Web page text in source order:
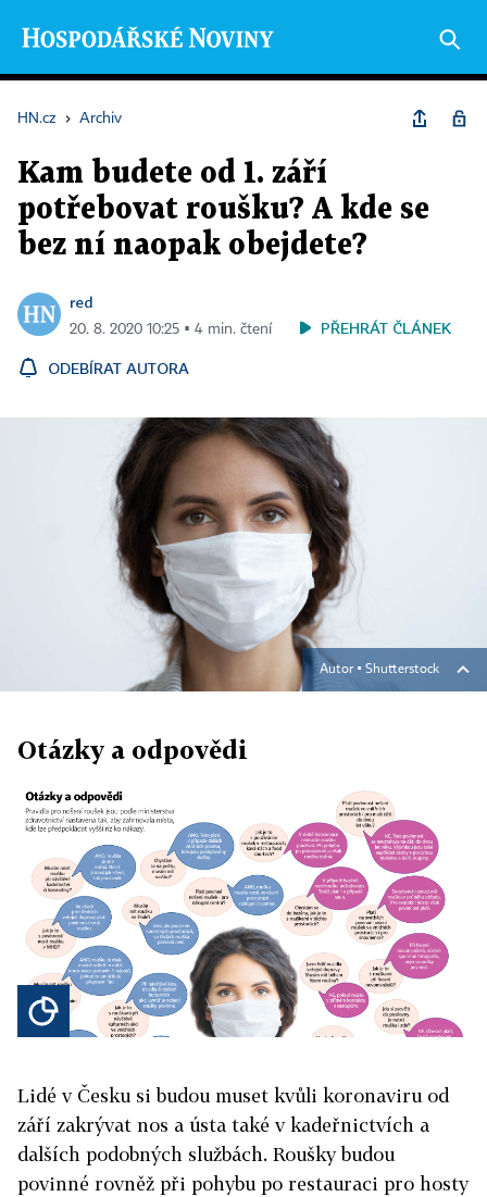
HN.cz › Archiv
Kam budete od 1. září
potřebovat roušku? A kde se
bez ní naopak obejdete?
red
20. 8. 2020 10:25 ▪ 4 min. čtení PŘEHRÁT ČLÁNEK
ODEBÍRAT AUTORA
Autor ▪ Shutterstock
Otázky a odpovědi
Lidé v Česku si budou muset kvůli koronaviru od
září zakrývat nos a ústa také v kadeřnictvích a
dalších podobných službách. Roušky budou
povinné rovněž při pohybu po restauraci pro hosty